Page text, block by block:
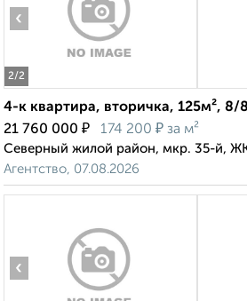
2/2
‹
4-к квартира, вторичка, 125м², 8/
21 760 000 ₽ 174 200 ₽ за м²
Северный жилой район, мкр. 35-й,
Агентство, 07.08.2026
‹